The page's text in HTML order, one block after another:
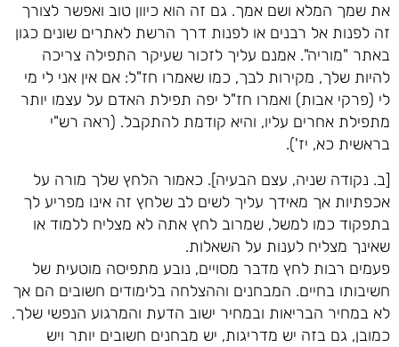
את שמך המלא ושם אמך. גם זה הוא כיוון טוב ואפשר לצורך
זה לפנות אל רבנים או לפנות דרך הרשת לאתרים שונים כגון
באתר "מוריה". אמנם עליך לזכור שעיקר התפילה צריכה
להיות שלך, מקירות לבך, כמו שאמרו חז"ל: אם אין אני לי מי
לי (פרקי אבות) ואמרו חז"ל יפה תפילת האדם על עצמו יותר
מתפילת אחרים עליו, והיא קודמת להתקבל. (ראה רש"י
בראשית כא, יז').
[ב. נקודה שניה, עצם הבעיה]. כאמור הלחץ שלך מורה על
אכפתיות אך מאידך עליך לשים לב שלחץ זה אינו מפריע לך
בתפקוד כמו למשל, שמרוב לחץ אתה לא מצליח ללמוד או
שאינך מצליח לענות על השאלות.
פעמים רבות לחץ מדבר מסויים, נובע מתפיסה מוטעית של
חשיבותו בחיים. המבחנים וההצלחה בלימודים חשובים הם אך
לא במחיר הבריאות ובמחיר ישוב הדעת והמרגוע הנפשי שלך.
כמובן, גם בזה יש מדריגות, יש מבחנים חשובים יותר ויש